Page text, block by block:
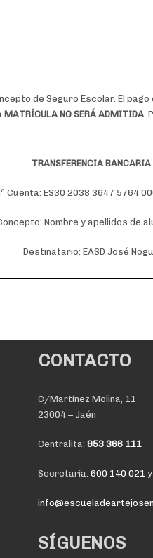
de Seguro Escolar. El
MATRÍCULA NO SERÁ ADMITIDA.
TRANSFERENCIA BANCARIA
Cuenta: ES30 2038 3647 5764
Nombre y apellidos de
Destinatario: EASD José
CONTACTO
C/Martínez Molina, 11
23004 – Jaén
Centralita: 953 366 111
Secretaría: 600 140 021 y
SÍGUENOS